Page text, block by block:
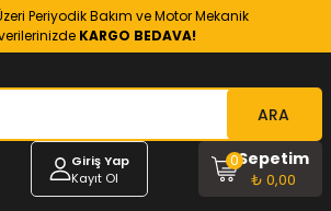
Periyodik Bakım ve Motor Mekanik
KARGO BEDAVA!
ARA
Giriş Yap
Kayıt Ol
Sepetim
₺ 0,00
0